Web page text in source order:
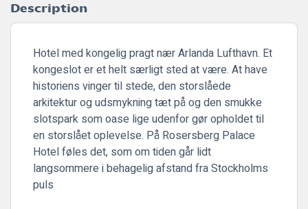
Description
Hotel med kongelig pragt nær Arlanda Lufthavn. Et
kongeslot er et helt særligt sted at være. At have
historiens vinger til stede, den storslåede
arkitektur og udsmykning tæt på og den smukke
slotspark som oase lige udenfor gør opholdet til
en storslået oplevelse. På Rosersberg Palace
Hotel føles det, som om tiden går lidt
langsommere i behagelig afstand fra Stockholms
puls